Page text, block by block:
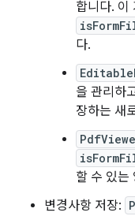
합니다. 이
다.
을 관리하
장하는 새
할 수 있는
변경사항 저장: